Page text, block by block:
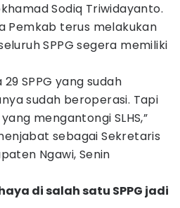
Sodiq Triwidayanto.
Pemkab terus melakukan
SPPG segera memiliki
SPPG yang sudah
sudah beroperasi. Tapi
mengantongi SLHS,”
sebagai Sekretaris
Ngawi, Senin
di salah satu SPPG jadi